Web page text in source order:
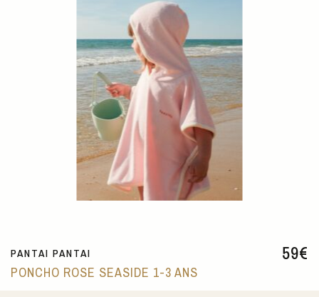
59€
PANTAI PANTAI
PONCHO ROSE SEASIDE 1-3 ANS